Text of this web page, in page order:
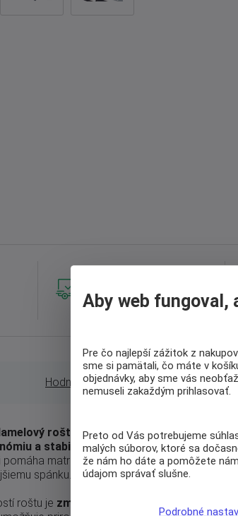
ZADARMO
Pri nákupe nad 301 Eur
Hodnotenie (0)
rošt navrhnutý pre zákazníkov,
a stabilnú oporu pri každodennom
matrac lepšie kopírovať krivky tela a
spánku.
roštu je zmäkčená ramenná oblasť s
Aby web fungoval,
Pre čo najlepší zážitok z
sme si pamätali, čo máte v
objednávky, aby sme vás
nemuseli zakaždým prihlasovať.
Preto od Vás potrebujeme
malých súborov, ktoré sa
že nám ho dáte a pomôžete
údajom správať slušne.
Podrobné